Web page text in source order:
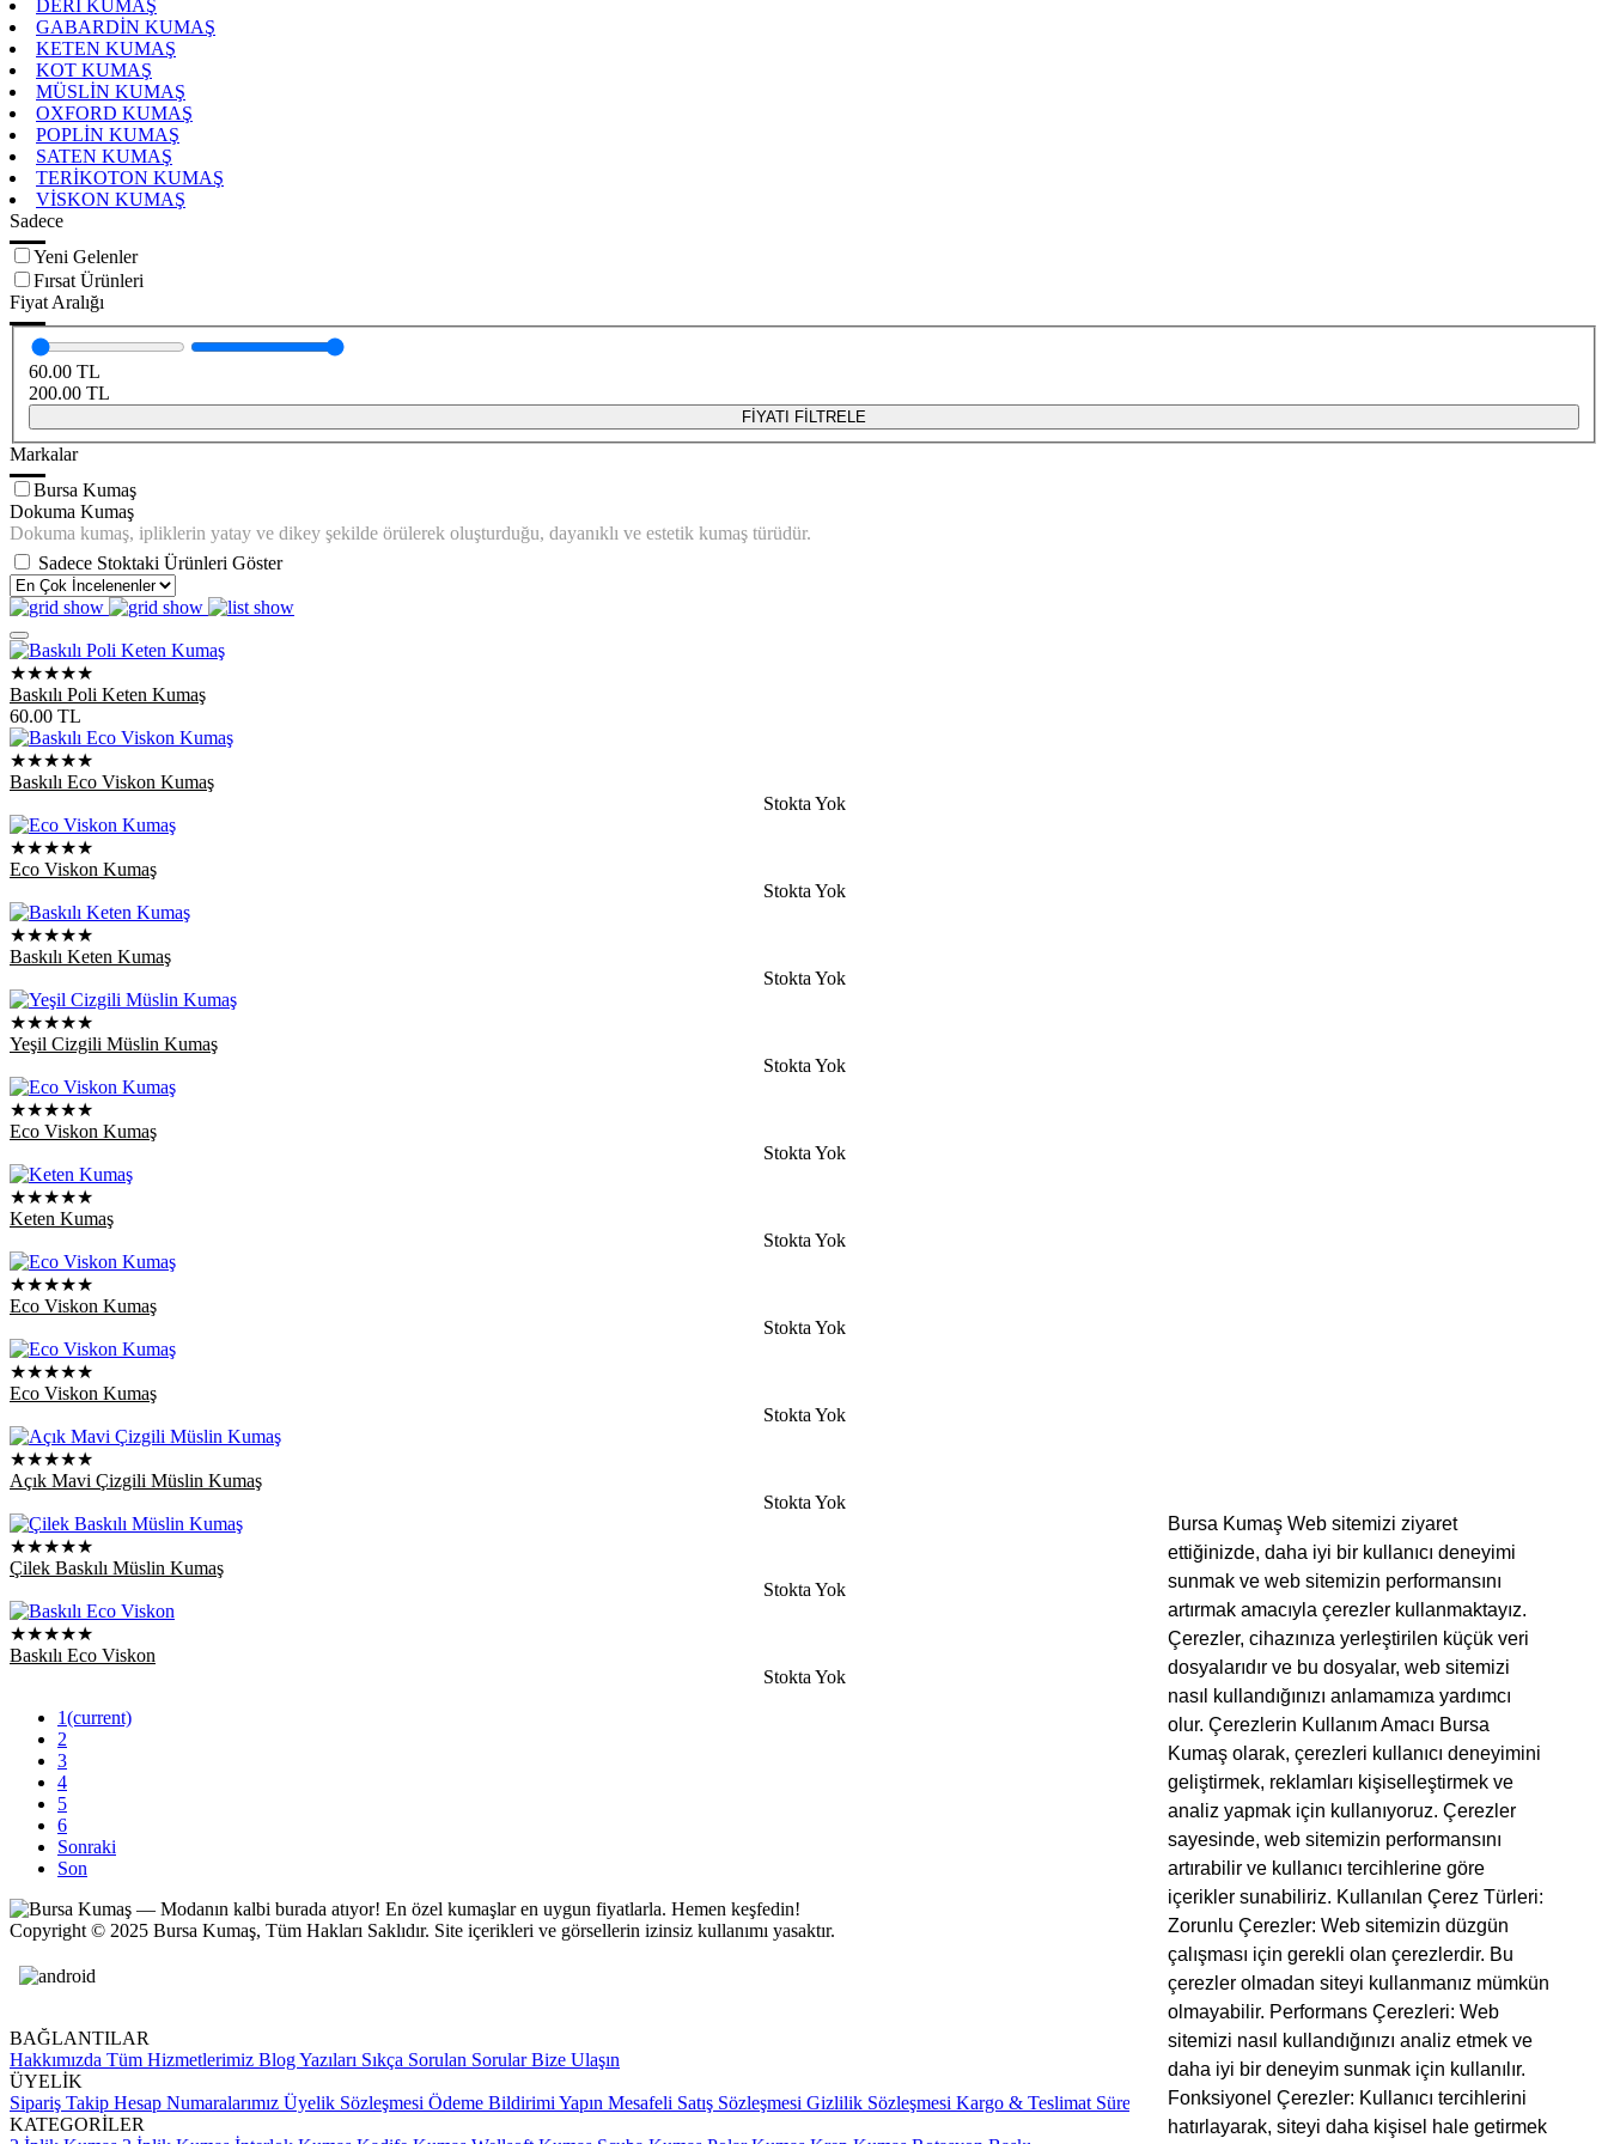
Bursa Kumaş Web sitemizi ziyaret
ettiğinizde, daha iyi bir kullanıcı deneyimi
sunmak ve web sitemizin performansını
artırmak amacıyla çerezler kullanmaktayız.
Çerezler, cihazınıza yerleştirilen küçük veri
dosyalarıdır ve bu dosyalar, web sitemizi
nasıl kullandığınızı anlamamıza yardımcı
olur. Çerezlerin Kullanım Amacı Bursa
Kumaş olarak, çerezleri kullanıcı deneyimini
geliştirmek, reklamları kişiselleştirmek ve
analiz yapmak için kullanıyoruz. Çerezler
sayesinde, web sitemizin performansını
artırabilir ve kullanıcı tercihlerine göre
içerikler sunabiliriz. Kullanılan Çerez Türleri:
Zorunlu Çerezler: Web sitemizin düzgün
çalışması için gerekli olan çerezlerdir. Bu
çerezler olmadan siteyi kullanmanız mümkün
olmayabilir. Performans Çerezleri: Web
sitemizi nasıl kullandığınızı analiz etmek ve
daha iyi bir deneyim sunmak için kullanılır.
Fonksiyonel Çerezler: Kullanıcı tercihlerini
hatırlayarak, siteyi daha kişisel hale getirmek
DERİ KUMAŞ
GABARDİN KUMAŞ
KETEN KUMAŞ
KOT KUMAŞ
MÜSLİN KUMAŞ
OXFORD KUMAŞ
POPLİN KUMAŞ
SATEN KUMAŞ
TERİKOTON KUMAŞ
VİSKON KUMAŞ
Sadece
Yeni Gelenler
Fırsat Ürünleri
Fiyat Aralığı
60.00 TL
200.00 TL
FİYATI FİLTRELE
Markalar
Bursa Kumaş
Dokuma Kumaş
Dokuma kumaş, ipliklerin yatay ve dikey şekilde örülerek oluşturduğu, dayanıklı ve estetik kumaş türüdür.
Sadece Stoktaki Ürünleri Göster
★★★★★
Baskılı Poli Keten Kumaş
60.00 TL
★★★★★
Baskılı Eco Viskon Kumaş
Stokta Yok
★★★★★
Eco Viskon Kumaş
Stokta Yok
★★★★★
Baskılı Keten Kumaş
Stokta Yok
★★★★★
Yeşil Cizgili Müslin Kumaş
Stokta Yok
★★★★★
Eco Viskon Kumaş
Stokta Yok
★★★★★
Keten Kumaş
Stokta Yok
★★★★★
Eco Viskon Kumaş
Stokta Yok
★★★★★
Eco Viskon Kumaş
Stokta Yok
★★★★★
Açık Mavi Çizgili Müslin Kumaş
Stokta Yok
★★★★★
Çilek Baskılı Müslin Kumaş
Stokta Yok
★★★★★
Baskılı Eco Viskon
Stokta Yok
1(current)
2
3
4
5
6
Sonraki
Son
Copyright © 2025 Bursa Kumaş, Tüm Hakları Saklıdır. Site içerikleri ve görsellerin izinsiz kullanımı yasaktır.
BAĞLANTILAR
Hakkımızda Tüm Hizmetlerimiz Blog Yazıları Sıkça Sorulan SorularBize Ulaşın
ÜYELİK
Sipariş Takip Hesap Numaralarımız Üyelik Sözleşmesi Ödeme Bildirimi Yapın Mesafeli Satış Sözleşmesi Gizlilik Sözleşmesi Kargo & Teslimat Süreci
KATEGORİLER